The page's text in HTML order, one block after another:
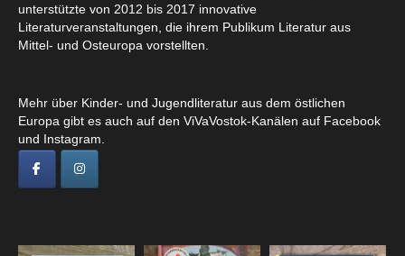
unterstützte von 2012 bis 2017 innovative
Literaturveranstaltungen, die ihrem Publikum Literatur aus
Mittel- und Osteuropa vorstellten.
Mehr über Kinder- und Jugendliteratur aus dem östlichen
Europa gibt es auch auf den ViVaVostok-Kanälen auf Facebook
und Instagram.